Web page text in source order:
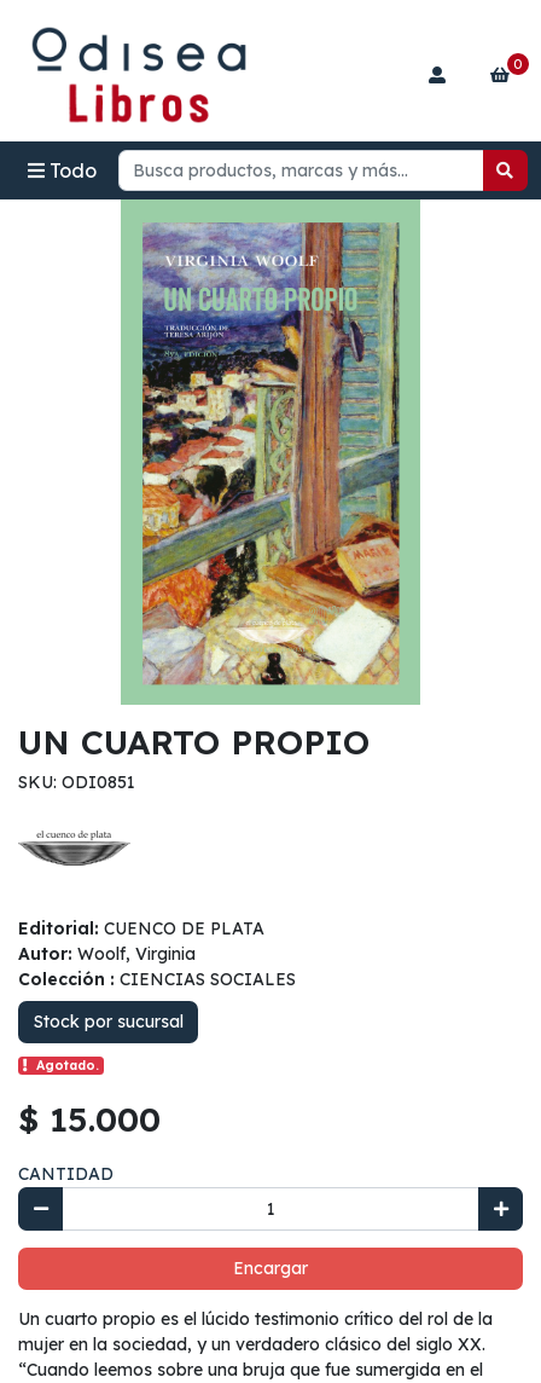
Todo
0
UN CUARTO PROPIO
SKU: ODI0851
Editorial: CUENCO DE PLATA
Autor: Woolf, Virginia
Colección : CIENCIAS SOCIALES
Stock por sucursal
Agotado.
$ 15.000
CANTIDAD
Encargar
Un cuarto propio es el lúcido testimonio crítico del rol de la
mujer en la sociedad, y un verdadero clásico del siglo XX.
“Cuando leemos sobre una bruja que fue sumergida en el